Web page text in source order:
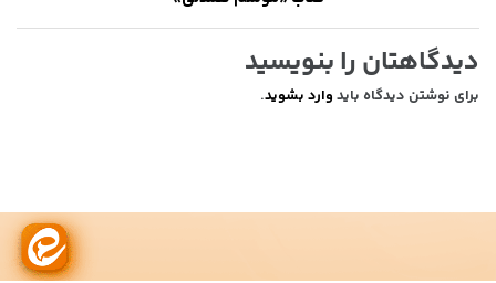
دیدگاهتان را بنویسید
برای نوشتن دیدگاه باید وارد بشوید.